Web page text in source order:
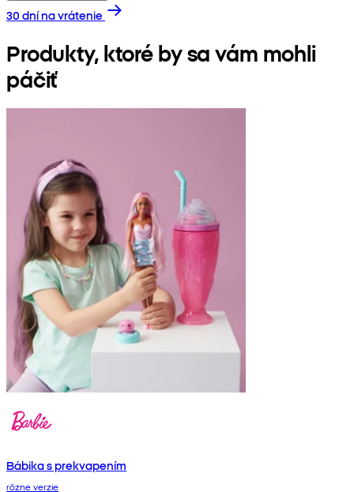
30 dní na vrátenie
Produkty, ktoré by sa vám mohli
páčiť
Bábika s prekvapením
rôzne verzie